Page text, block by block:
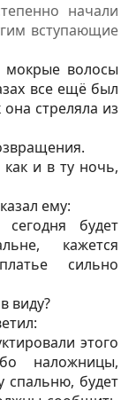
начали
вступающие
волосы
все ещё был
стреляла из
и в ту ночь,
ему:
будет
кажется
сильно
виду?
этого
наложницы,
спальню, будет